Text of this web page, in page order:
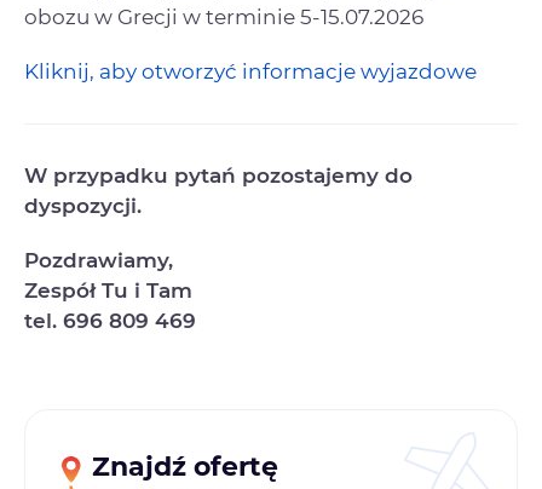
obozu w Grecji w terminie 5-15.07.2026
Kliknij, aby otworzyć informacje wyjazdowe
W przypadku pytań pozostajemy do
dyspozycji.
Pozdrawiamy,
Zespół Tu i Tam
tel. 696 809 469
Znajdź ofertę